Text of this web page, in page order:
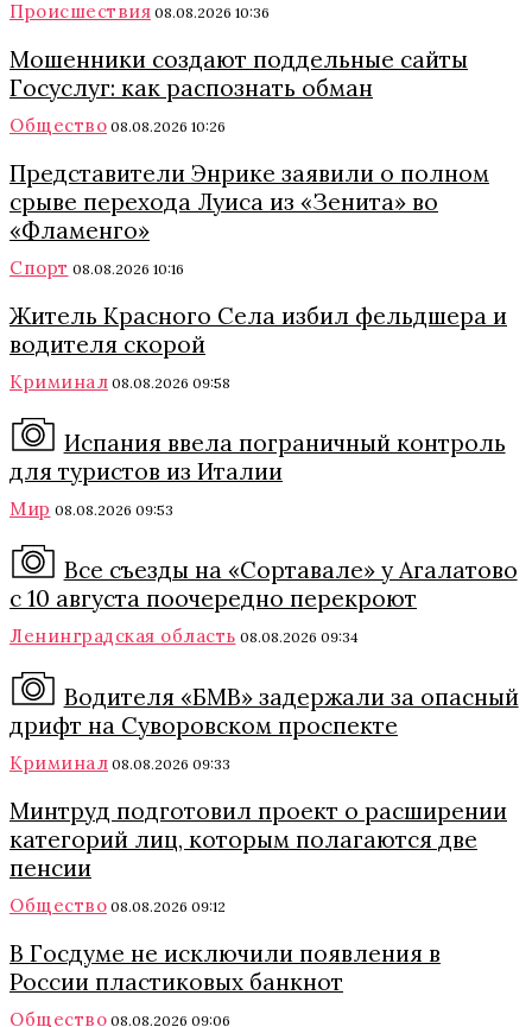
Происшествия 08.08.2026 10:36
Мошенники создают поддельные сайты
Госуслуг: как распознать обман
Общество 08.08.2026 10:26
Представители Энрике заявили о полном
срыве перехода Луиса из «Зенита» во
«Фламенго»
Спорт 08.08.2026 10:16
Житель Красного Села избил фельдшера и
водителя скорой
Криминал 08.08.2026 09:58
Испания ввела пограничный контроль
для туристов из Италии
Мир 08.08.2026 09:53
Все съезды на «Сортавале» у Агалатово
с 10 августа поочередно перекроют
Ленинградская область 08.08.2026 09:34
Водителя «БМВ» задержали за опасный
дрифт на Суворовском проспекте
Криминал 08.08.2026 09:33
Минтруд подготовил проект о расширении
категорий лиц, которым полагаются две
пенсии
Общество 08.08.2026 09:12
В Госдуме не исключили появления в
России пластиковых банкнот
Общество 08.08.2026 09:06